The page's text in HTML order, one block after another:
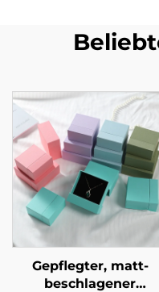
Gepflegter, matt-
beschlagener